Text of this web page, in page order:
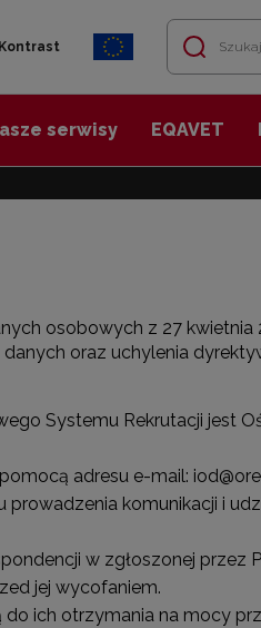
Kontrast
serwisy EQAVET
osobowych z 27 kwietnia
oraz uchylenia
Systemu Rekrutacji jest
adresu e-mail:
komunikacji i
w zgłoszonej przez
jej wycofaniem.
ich otrzymania na mocy